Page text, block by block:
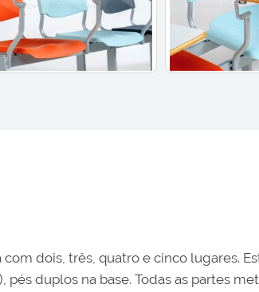
dois, três, quatro e cinco lugares.
pés duplos na base. Todas as partes